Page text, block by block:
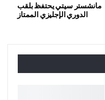
مانشستر سيتي يحتفظ بلقب
الدوري الإجليزي الممتاز